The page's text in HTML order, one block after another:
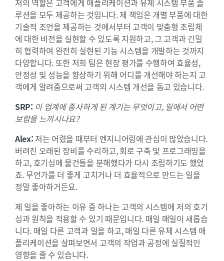
저의 역할은 고객에게 애플리케이션과 유체 시스템 부품 솔
루션을 모두 제공하는 것입니다. 제 책임은 개별 부품에 대한
기술적 조언을 제공하는 것에서부터 고객이 맞춤형 조립체
에 대한 비전을 실현할 수 있도록 지원하고, 그 고객과 긴밀
히 협력하여 완전히 실현된 기능 시스템을 개발하는 것까지
다양합니다. 또한 저희 팀은 현장 평가를 수행하여 효율성,
안정성 및 성능을 향상하기 위해 어디를 개선해야 하는지 고
객에게 알려줌으로써 고객의 시스템 개선을 돕고 있습니다.
SRP: 이 업계에 종사하게 된 계기는 무엇이고, 일에서 어떤
보람을 느끼시나요?
Alex: 저는 어렸을 때부터 엔지니어링에 관심이 많았습니다.
버려진 오래된 장비를 수리하고, 회로 구축 및 프로그래밍을
하고, 호기심에 물건들을 분해했다가 다시 조립하기도 했었
죠. 무언가를 더 좋게 고치거나 더 효율적으로 만드는 일을
정말 좋아하거든요.
제 일을 좋아하는 이유 중 하나는 고객의 시스템에 저의 호기
심과 원칙을 적용할 수 있기 때문입니다. 매일 매일이 새롭습
니다. 매일 다른 고객과 일을 하고, 매일 다른 유체 시스템 애
플리케이션을 살펴보면서 고객의 작업과 공정에 실질적인
영향을 줄 수 있습니다.